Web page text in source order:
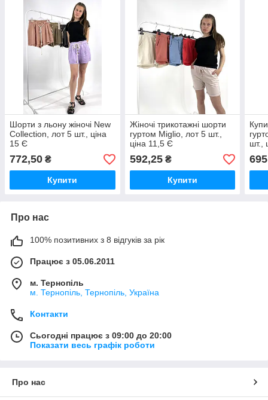
Шорти з льону жіночі New
Collection, лот 5 шт., ціна
15 Є
772,50 ₴
Купити
Жіночі трикотажні шорти
гуртом Miglio, лот 5 шт.,
ціна 11,5 Є
592,25₴
Купити
шт.,
Про нас
100% позитивних з 8 відгуків за рік
Працює з 05.06.2011
м. Тернопіль
м. Тернопіль, Тернопіль, Україна
Контакти
Сьогодні працює з 09:00 до 20:00
Показати весь графік роботи
Про нас